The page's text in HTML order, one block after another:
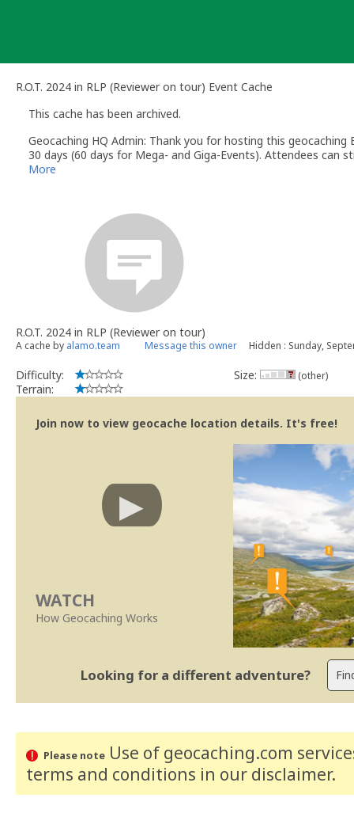
R.O.T. 2024 in RLP (Reviewer on tour) Event Cache
This cache has been archived.
Geocaching HQ Admin: Thank you for hosting this
30 days (60 days for Mega- and Giga-Events). Attendees can
More
R.O.T. 2024 in RLP (Reviewer on tour)
A cache by alamo.team Message this owner Hidden : Sunday,
Difficulty:
Terrain:
Size: (other)
Join now to view geocache location details. It's free!
WATCH
How Geocaching Works
Looking for a different adventure?
Please noteUse of geocaching.com
terms and conditions in our disclaimer.